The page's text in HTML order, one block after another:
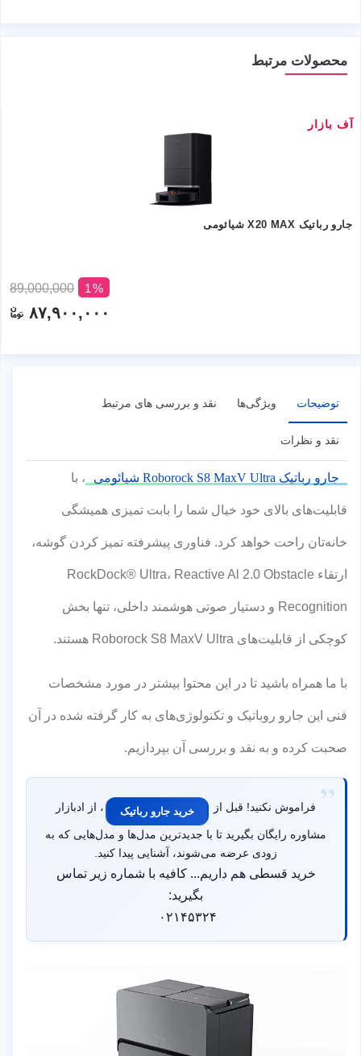
محصولات مرتبط
آف بازار
جارو رباتیک X20 MAX شیائومی
89,000,000 1
۸۷,۹۰۰,۰۰۰
توضیحات ویژگی‌ها نقد و بررسی های مرتبط
نقد و نظرات
جارو رباتیک Roborock S8 MaxV Ultra شیائومی ، با
قابلیت‌های بالای خود خیال شما را بابت تمیزی همیشگی
خانه‌تان راحت خواهد کرد. فناوری پیشرفته تمیز کردن گوشه،
ارتقاء RockDock® Ultra، Reactive Al 2.0 Obstacle
Recognition و دستیار صوتی هوشمند داخلی، تنها بخش
کوچکی از قابلیت‌های Roborock S8 MaxV Ultra هستند.
با ما همراه باشید تا در این محتوا بیشتر در مورد مشخصات
فنی این جارو روباتیک و تکنولوژی‌های به کار گرفته شده در آن
صحبت کرده و به نقد و بررسی آن بپردازیم.
فراموش نکنید! قبل از خرید جارو رباتیک ، از ادبازار
مشاوره رایگان بگیرید تا با جدیدترین مدل‌ها و مدل‌هایی که به
زودی عرضه می‌شوند، آشنایی پیدا کنید.
خرید قسطی هم داریم... کافیه با شماره زیر تماس
بگیرید:
۰۲۱۴۵۳۲۴